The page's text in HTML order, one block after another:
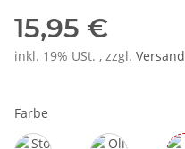
15,95 €
inkl. 19% USt. , zzgl. Versand
Farbe